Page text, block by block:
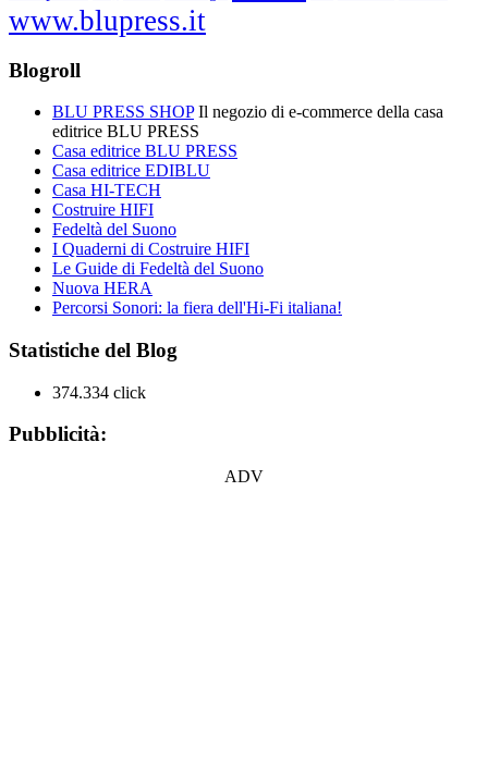
www.blupress.it
Blogroll
BLU PRESS SHOPIl negozio di e-commerce della casa
editrice BLU PRESS
Casa editrice BLU PRESS
Casa editrice EDIBLU
Casa HI-TECH
Costruire HIFI
Fedeltà del Suono
I Quaderni di Costruire HIFI
Le Guide di Fedeltà del Suono
Nuova HERA
Percorsi Sonori: la fiera dell'Hi-Fi italiana!
Statistiche del Blog
374.334 click
Pubblicità:
ADV